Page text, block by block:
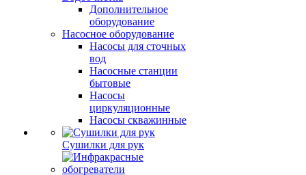
Дополнительное
оборудование
Насосное оборудование
Насосы для сточных
вод
Насосные станции
бытовые
Насосы
циркуляционные
Насосы скважинные
Сушилки для рук